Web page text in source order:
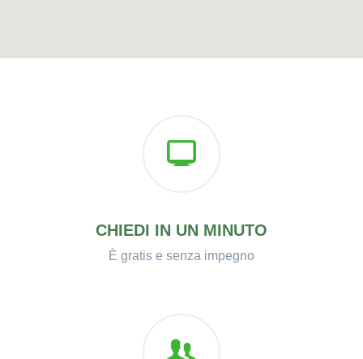
CHIEDI IN UN MINUTO
È gratis e senza impegno